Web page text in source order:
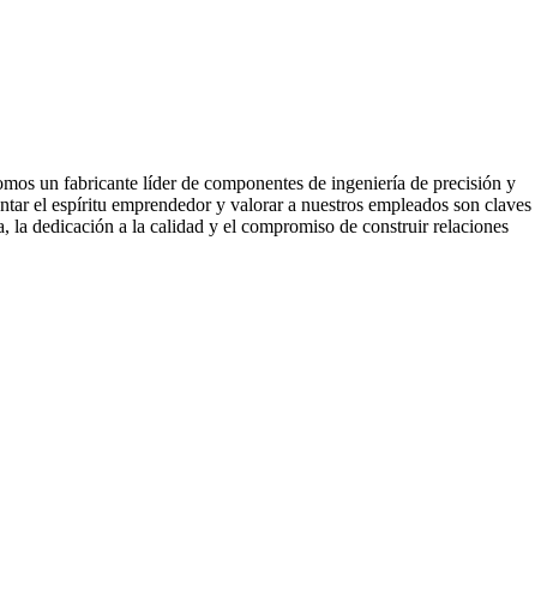
un fabricante líder de componentes de ingeniería de precisión y
el espíritu emprendedor y valorar a nuestros empleados son claves
la dedicación a la calidad y el compromiso de construir relaciones